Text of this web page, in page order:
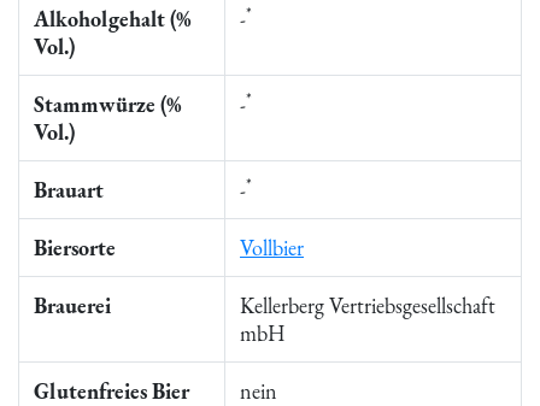
Alkoholgehalt (%
Vol.)
-*
Stammwürze (%
Vol.)
-*
Brauart -*
Biersorte Vollbier
Brauerei
Kellerberg Vertriebsgesellschaft
mbH
Glutenfreies Bier nein